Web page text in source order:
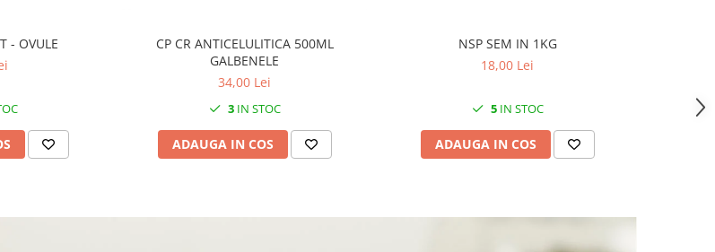
- OVULE
CP CR ANTICELULITICA 500ML
GALBENELE
34,00 Lei
3IN STOC
ADAUGA IN COS
NSP SEM IN 1KG
18,00 Lei
5IN STOC
ADAUGA IN COS